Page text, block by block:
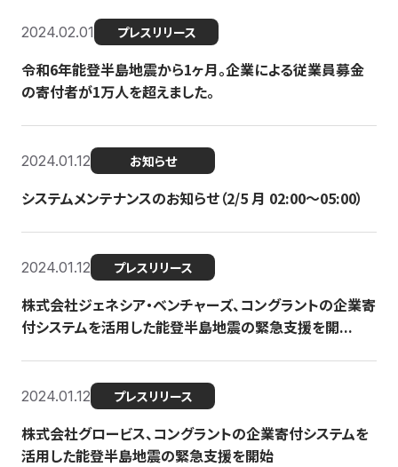
2024.02.01 プレスリリース
令和6年能登半島地震から1ヶ月。企業による従業員募金
の寄付者が1万人を超えました。
2024.01.12 お知らせ
システムメンテナンスのお知らせ（2/5 月 02:00〜05:00）
2024.01.12 プレスリリース
株式会社ジェネシア・ベンチャーズ、コングラントの企業寄
付システムを活用した能登半島地震の緊急支援を開...
2024.01.12 プレスリリース
株式会社グロービス、コングラントの企業寄付システムを
活用した能登半島地震の緊急支援を開始